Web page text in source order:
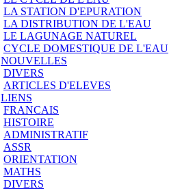
LA STATION D'EPURATION
LA DISTRIBUTION DE L'EAU
LE LAGUNAGE NATUREL
CYCLE DOMESTIQUE DE L'EAU
NOUVELLES
DIVERS
ARTICLES D'ELEVES
LIENS
FRANCAIS
HISTOIRE
ADMINISTRATIF
ASSR
ORIENTATION
MATHS
DIVERS